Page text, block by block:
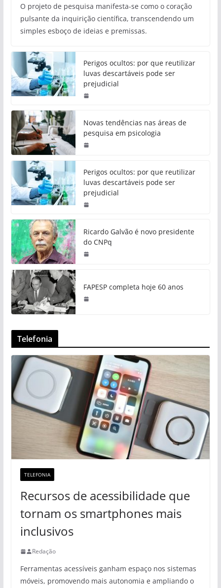
O projeto de pesquisa manifesta-se como o coração
pulsante da inquirição científica, transcendendo um
simples esboço de ideias e premissas.
Perigos ocultos: por que reutilizar
luvas descartáveis pode ser
prejudicial
Novas tendências nas áreas de
pesquisa em psicologia
Perigos ocultos: por que reutilizar
luvas descartáveis pode ser
prejudicial
Ricardo Galvão é novo presidente
do CNPq
FAPESP completa hoje 60 anos
Telefonia
TELEFONIA
Recursos de acessibilidade que
tornam os smartphones mais
inclusivos
Redação
Ferramentas acessíveis ganham espaço nos sistemas
móveis, promovendo mais autonomia e ampliando o